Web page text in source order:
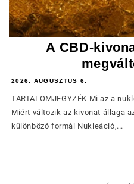
A CBD-
2026. AUGUSZTUS 6.
TARTALOMJEGYZÉK Mi az a
Miért változik az kivonat állaga
különböző formái Nukleáció,...